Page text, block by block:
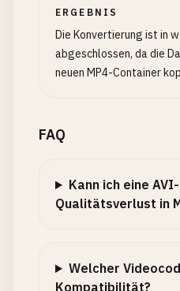
ERGEBNIS
Die Konvertierung ist in
abgeschlossen, da die
neuen MP4-Container
FAQ
Kann ich eine
Qualitätsverlust in
Welcher
Kompatibilität?